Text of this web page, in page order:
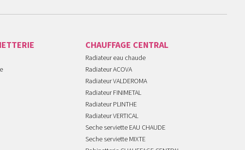
CHAUFFAGE CENTRAL
Radiateur eau chaude
Radiateur ACOVA
Radiateur VALDEROMA
Radiateur FINIMETAL
Radiateur PLINTHE
Radiateur VERTICAL
Seche serviette EAU CHAUDE
Seche serviette MIXTE